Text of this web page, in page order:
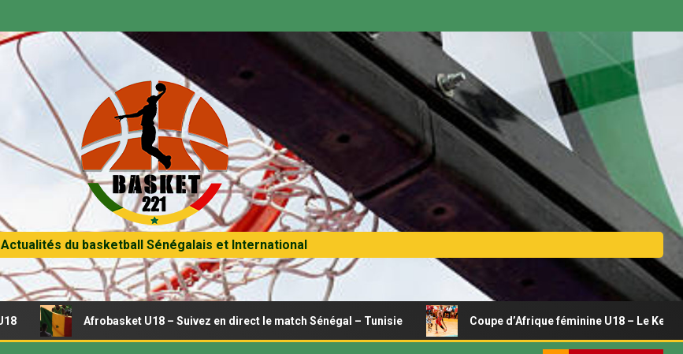
Actualités du basketball Sénégalais et International
Afrobasket U18 – Suivez en direct le match Sénégal – Tunisie Coupe d’Afrique féminine U18 – Le Kenya se